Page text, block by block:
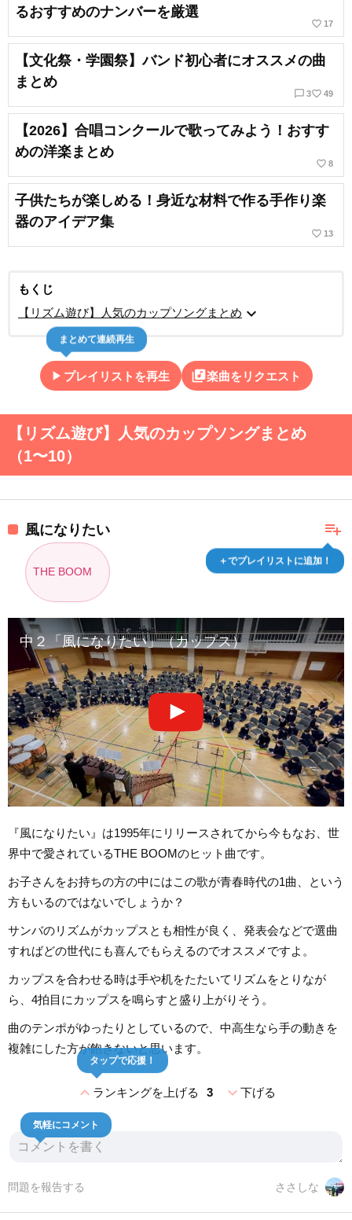
るおすすめのナンバーを厳選
favorite_border 17
【文化祭・学園祭】バンド初心者にオススメの曲
まとめ
chat_bubble_outline 3favorite_border 49
【2026】合唱コンクールで歌ってみよう！おすす
めの洋楽まとめ
favorite_border 8
子供たちが楽しめる！身近な材料で作る手作り楽
器のアイデア集
favorite_border 13
もくじ
【リズム遊び】人気のカップソングまとめ expand_more
play_arrow プレイリストを再生
まとめて連続再生
library_music楽曲をリクエスト
【リズム遊び】人気のカップソングまとめ
（1〜10）
playlist_add
＋でプレイリストに追加！
風になりたい
THE BOOM
中２「風になりたい」（カップス）
『風になりたい』は1995年にリリースされてから今もなお、世
界中で愛されているTHE BOOMのヒット曲です。
お子さんをお持ちの方の中にはこの歌が青春時代の1曲、という
方もいるのではないでしょうか？
サンバのリズムがカップスとも相性が良く、発表会などで選曲
すればどの世代にも喜んでもらえるのでオススメですよ。
カップスを合わせる時は手や机をたたいてリズムをとりなが
ら、4拍目にカップスを鳴らすと盛り上がりそう。
曲のテンポがゆったりとしているので、中高生なら手の動きを
複雑にした方が飽きないと思います。
expand_lessランキングを上げる 3
タップで応援！
expand_more下げる
気軽にコメント
ささしな
問題を報告する